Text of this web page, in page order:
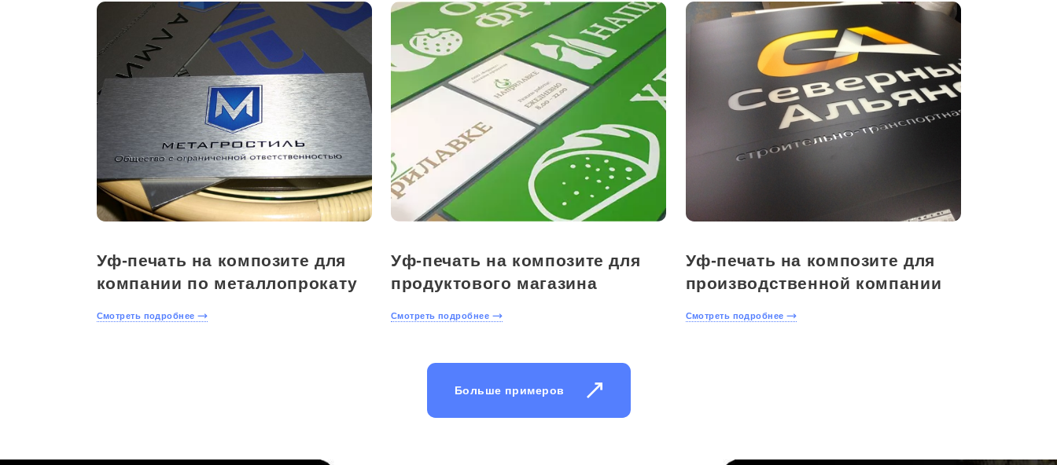
Уф-печать на композите для
компании по металлопрокату
Смотреть подробнее
Уф-печать на композите для
продуктового магазина
Смотреть подробнее
Уф-печать на композите для
производственной компании
Смотреть подробнее
Больше примеров